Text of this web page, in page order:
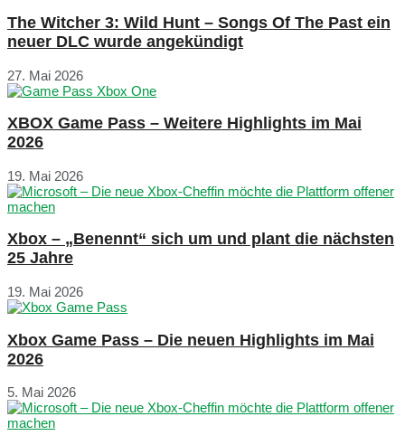
The Witcher 3: Wild Hunt – Songs Of The Past ein
neuer DLC wurde angekündigt
27. Mai 2026
XBOX Game Pass – Weitere Highlights im Mai
2026
19. Mai 2026
Xbox – „Benennt“ sich um und plant die nächsten
25 Jahre
19. Mai 2026
Xbox Game Pass – Die neuen Highlights im Mai
2026
5. Mai 2026